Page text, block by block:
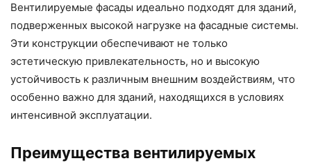
Вентилируемые фасады идеально подходят для зданий,
подверженных высокой нагрузке на фасадные системы.
Эти конструкции обеспечивают не только
эстетическую привлекательность, но и высокую
устойчивость к различным внешним воздействиям, что
особенно важно для зданий, находящихся в условиях
интенсивной эксплуатации.
Преимущества вентилируемых